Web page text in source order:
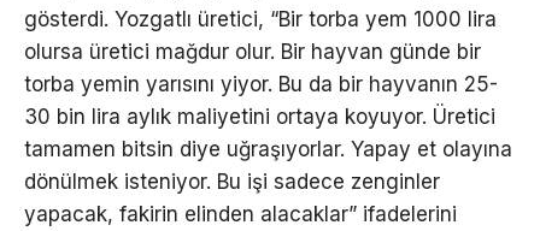
gösterdi. Yozgatlı üretici, “Bir torba yem 1000 lira
olursa üretici mağdur olur. Bir hayvan günde bir
torba yemin yarısını yiyor. Bu da bir hayvanın 25-
30 bin lira aylık maliyetini ortaya koyuyor. Üretici
tamamen bitsin diye uğraşıyorlar. Yapay et olayına
dönülmek isteniyor. Bu işi sadece zenginler
yapacak, fakirin elinden alacaklar” ifadelerini